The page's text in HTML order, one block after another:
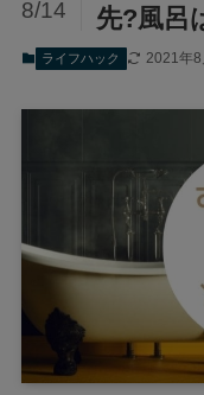
先?風呂
8/14
ライフハック 2021年8